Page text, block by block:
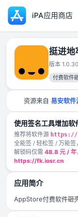
iPA应用商店
挺进地
版本
付费软件
资源来自 易安软件
使用签名工具增加软
推荐将软件源 https://
全能签 / 轻松签 / 万能签
解锁码仅需 48.8 元 / 年
https://fk.iosr.cn
应用简介
AppStore付费软件砸